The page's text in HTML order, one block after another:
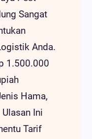
Sangat
Anda.
1.500.000
Hama,
Ini
Tarif